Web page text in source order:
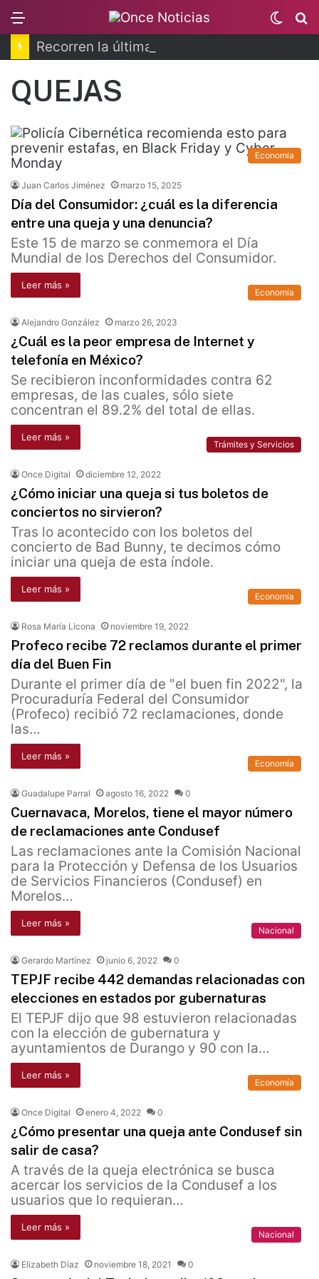
Switch
skin
QUEJAS
Economía
Juan Carlos Jiménez marzo 15, 2025
Día del Consumidor: ¿cuál es la diferencia
entre una queja y una denuncia?
Este 15 de marzo se conmemora el Día
Mundial de los Derechos del Consumidor.
Leer más »
Economía
Alejandro González marzo 26, 2023
¿Cuál es la peor empresa de Internet y
telefonía en México?
Se recibieron inconformidades contra 62
empresas, de las cuales, sólo siete
concentran el 89.2% del total de ellas.
Leer más »
Trámites y Servicios
Once Digital diciembre 12, 2022
¿Cómo iniciar una queja si tus boletos de
conciertos no sirvieron?
Tras lo acontecido con los boletos del
concierto de Bad Bunny, te decimos cómo
iniciar una queja de esta índole.
Leer más »
Economía
Rosa María Licona noviembre 19, 2022
Profeco recibe 72 reclamos durante el primer
día del Buen Fin
Durante el primer día de "el buen fin 2022", la
Procuraduría Federal del Consumidor
(Profeco) recibió 72 reclamaciones, donde
las…
Leer más »
Economía
Guadalupe Parral agosto 16, 2022 0
Cuernavaca, Morelos, tiene el mayor número
de reclamaciones ante Condusef
Las reclamaciones ante la Comisión Nacional
para la Protección y Defensa de los Usuarios
de Servicios Financieros (Condusef) en
Morelos…
Leer más »
Nacional
Gerardo Martínez junio 6, 2022 0
TEPJF recibe 442 demandas relacionadas con
elecciones en estados por gubernaturas
El TEPJF dijo que 98 estuvieron relacionadas
con la elección de gubernatura y
ayuntamientos de Durango y 90 con la…
Leer más »
Economía
Once Digital enero 4, 2022 0
¿Cómo presentar una queja ante Condusef sin
salir de casa?
A través de la queja electrónica se busca
acercar los servicios de la Condusef a los
usuarios que lo requieran…
Leer más »
Nacional
Elizabeth Díaz noviembre 18, 2021 0